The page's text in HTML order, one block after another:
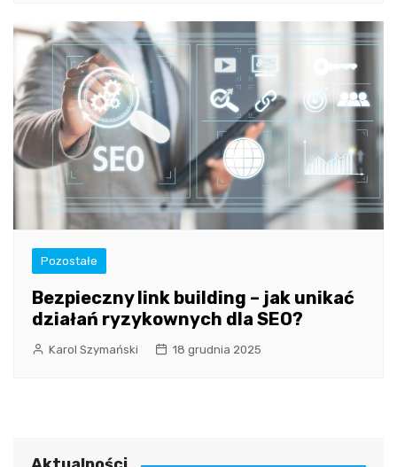
Pozostałe
Bezpieczny link building – jak unikać
działań ryzykownych dla SEO?
Karol Szymański 18 grudnia 2025